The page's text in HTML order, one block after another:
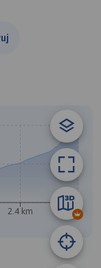
2.4 km 3.3 km